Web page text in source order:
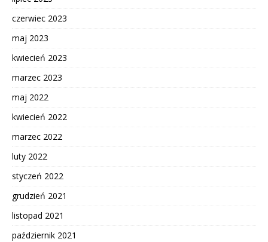
czerwiec 2023
maj 2023
kwiecień 2023
marzec 2023
maj 2022
kwiecień 2022
marzec 2022
luty 2022
styczeń 2022
grudzień 2021
listopad 2021
październik 2021